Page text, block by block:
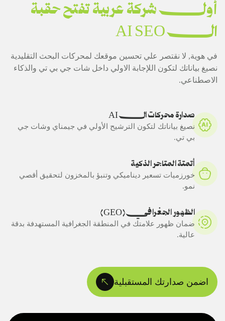
أول شركة عربية تفتح حقبة
ال AI SEO
في هوية, لا نقتصر علي تحسين موقعك لمحركات البحث التقليدية
نصيغ بياناتك لتكون اللإجابة الاولي داخل شات جي بي تي والذكاء
الاصطناعي.
صدارة محركات ال AI
نصيغ بياناتك لتكون الترشيح الأولي في جيمناي وشات جي
بي تي.
أتمتة المتاجر الذكية
خورزميات تسعير ديناميكي وتنبؤ بالمخزون لتحقيق أقصي
نمو.
الظهور الجغرافي(GEO)
ضمان ظهور علامتك في المنطقة الجغرافية المستهدفة بدقة
عالية.
اضمن صدارتك المستقبلية